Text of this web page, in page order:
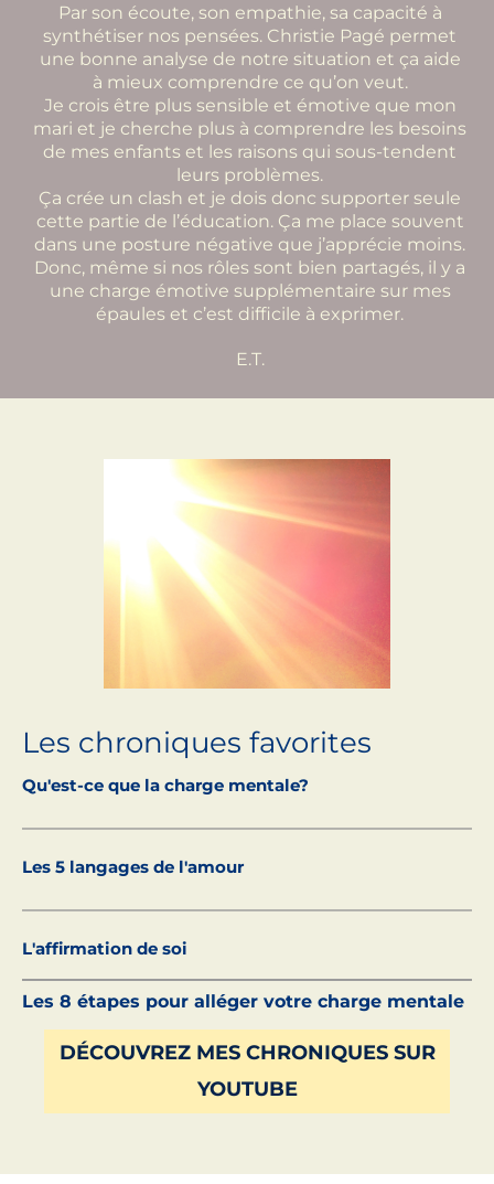
Par son écoute, son empathie, sa capacité à
synthétiser nos pensées. Christie Pagé permet
une bonne analyse de notre situation et ça aide
à mieux comprendre ce qu’on veut.
Je crois être plus sensible et émotive que mon
mari et je cherche plus à comprendre les besoins
de mes enfants et les raisons qui sous-tendent
leurs problèmes.
Ça crée un clash et je dois donc supporter seule
cette partie de l’éducation. Ça me place souvent
dans une posture négative que j’apprécie moins.
Donc, même si nos rôles sont bien partagés, il y a
une charge émotive supplémentaire sur mes
épaules et c’est difficile à exprimer.
E.T.
Les chroniques favorites
Qu'est-ce que la charge mentale?
Les 5 langages de l'amour
L'affirmation de soi
Les 8 étapes pour alléger votre charge mentale
DÉCOUVREZ MES CHRONIQUES SUR
YOUTUBE